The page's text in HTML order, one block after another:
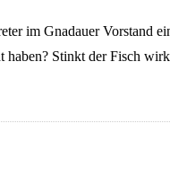
im Gnadauer Vorstand
haben? Stinkt der Fisch